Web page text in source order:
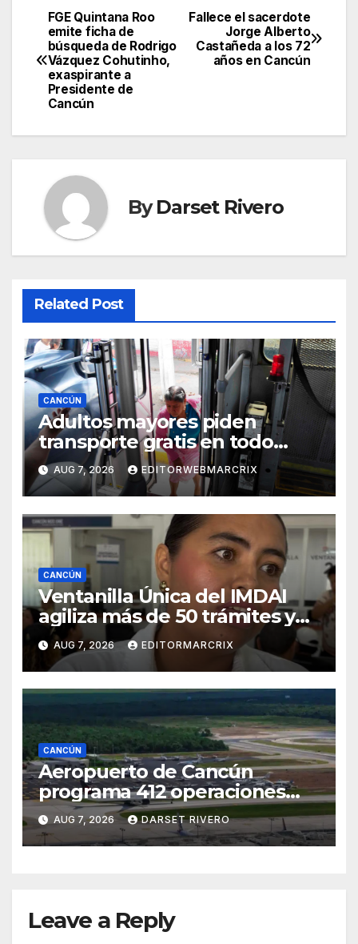
Post
navigation
Fallece el sacerdote
Jorge Alberto
Castañeda a los 72
años en Cancún
FGE Quintana Roo
emite ficha de
búsqueda de Rodrigo
Vázquez Cohutinho,
exaspirante a
Presidente de
Cancún
ByDarset Rivero
Related Post
CANCÚN
Adultos mayores piden
transporte gratis en todo
Cancún
AUG 7, 2026 EDITORWEBMARCRIX
CANCÚN
Ventanilla Única del IMDAI
agiliza más de 50 trámites y
atiende hasta 100 ciudadanos
al día
AUG 7, 2026 EDITORMARCRIX
CANCÚN
Aeropuerto de Cancún
programa 412 operaciones
este viernes y mantiene
intensa conectividad
internacional
AUG 7, 2026 DARSET RIVERO
Leave a Reply